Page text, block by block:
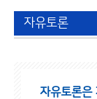
자유토론
자유토론은